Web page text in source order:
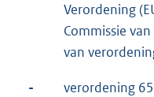
Verordening
Commissie
van
-
verordening